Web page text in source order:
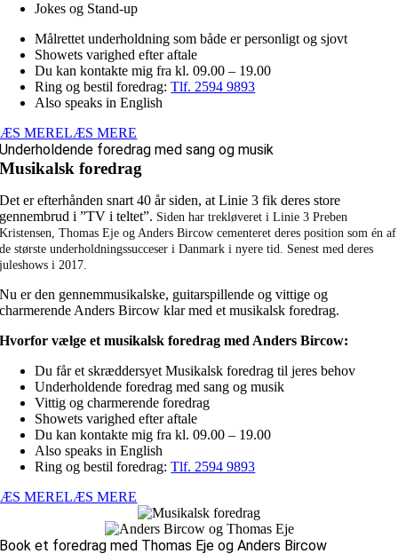
Jokes og Stand-up
Målrettet underholdning som både er personligt og sjovt
Showets varighed efter aftale
Du kan kontakte mig fra kl. 09.00 – 19.00
Ring og bestil foredrag:Tlf. 2594 9893
Also speaks in English
MERELÆS MERE
Underholdende foredrag med sang og musik
Musikalsk foredrag
Det er efterhånden snart 40 år siden, at Linie 3 fik deres store
gennembrud i ”TV i teltet”. Siden har trekløveret i Linie 3 Preben
Kristensen, Thomas Eje og Anders Bircow cementeret deres position som én af
de største underholdningssucceser i Danmark i nyere tid. Senest med deres
juleshows i 2017.
Nu er den gennemmusikalske, guitarspillende og vittige og
charmerende Anders Bircow klar med et musikalsk foredrag.
Hvorfor vælge et musikalsk foredrag med Anders Bircow:
Du får et skræddersyet Musikalsk foredrag til jeres behov
Underholdende foredrag med sang og musik
Vittig og charmerende foredrag
Showets varighed efter aftale
Du kan kontakte mig fra kl. 09.00 – 19.00
Also speaks in English
Ring og bestil foredrag:Tlf. 2594 9893
MERELÆS MERE
Book et foredrag med Thomas Eje og Anders Bircow